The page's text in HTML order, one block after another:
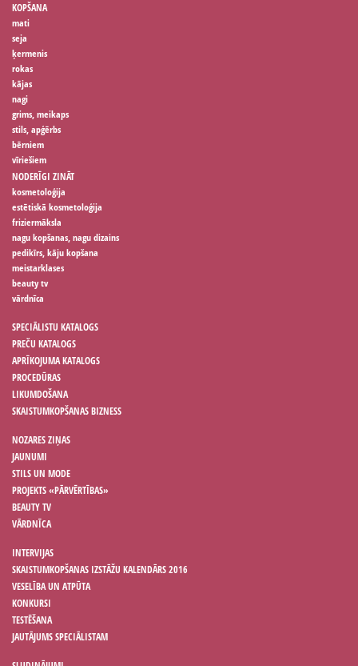
KOPŠANA
mati
seja
ķermenis
rokas
kājas
nagi
grims, meikaps
stils, apģērbs
bērniem
vīriešiem
NODERĪGI ZINĀT
kosmetoloģija
estētiskā kosmetoloģija
friziermāksla
nagu kopšanas, nagu dizains
pedikīrs, kāju kopšana
meistarklases
beauty tv
vārdnīca
SPECIĀLISTU KATALOGS
PREČU KATALOGS
APRĪKOJUMA KATALOGS
PROCEDŪRAS
LIKUMDOŠANA
SKAISTUMKOPŠANAS BIZNESS
NOZARES ZIŅAS
JAUNUMI
STILS UN MODE
PROJEKTS «PĀRVĒRTĪBAS»
BEAUTY TV
VĀRDNĪCA
INTERVIJAS
SKAISTUMKOPŠANAS IZSTĀŽU KALENDĀRS 2016
VESELĪBA UN ATPŪTA
KONKURSI
TESTĒŠANA
JAUTĀJUMS SPECIĀLISTAM